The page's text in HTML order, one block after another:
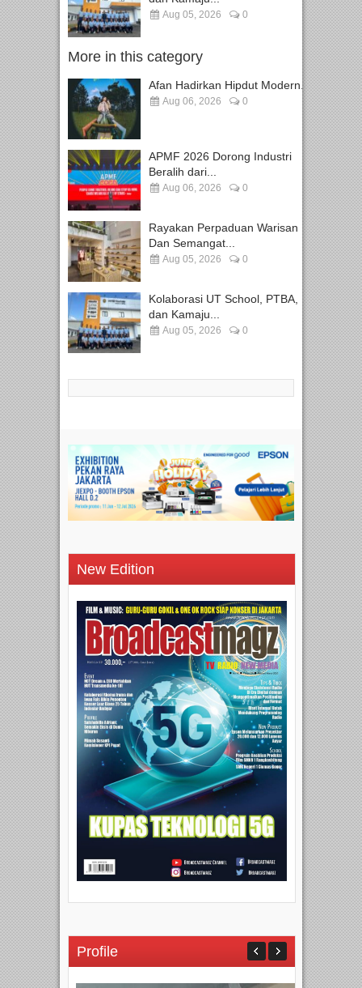
Aug 05, 2026 0
More in this category
Afan Hadirkan Hipdut Modern...
Aug 06, 2026 0
APMF 2026 Dorong Industri
Beralih dari...
Aug 06, 2026 0
Rayakan Perpaduan Warisan
Dan Semangat...
Aug 05, 2026 0
Kolaborasi UT School, PTBA,
dan Kamaju...
Aug 05, 2026 0
New Edition
Profile